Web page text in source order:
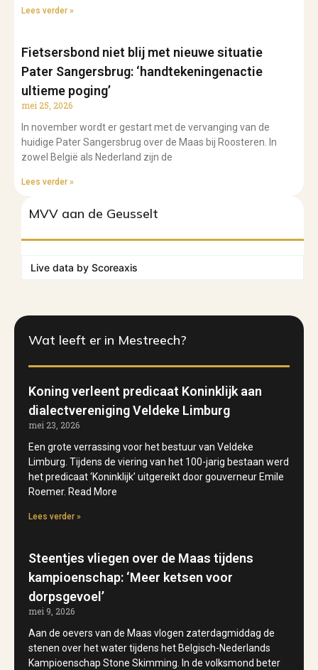
Lees verder »
Fietsersbond niet blij met nieuwe situatie
Pater Sangersbrug: ‘handtekeningenactie
ultieme poging’
mei 25, 2026
In november wordt er gestart met de vervanging van de
huidige Pater Sangersbrug over de Maas bij Roosteren. In
zowel België als Nederland zijn de
Lees verder »
MVV aan de Geusselt
Live data by Scoreaxis
Wat leeft er in Mestreech?
Koning verleent predicaat Koninklijk aan
dialectvereniging Veldeke Limburg
mei 23, 2026
Een grote verrassing voor het bestuur van Veldeke
Limburg. Tijdens de viering van het 100-jarig bestaan werd
het predicaat ‘Koninklijk’ uitgereikt door gouverneur Emile
Roemer. Read More
Lees verder »
Steentjes vliegen over de Maas tijdens
kampioenschap: ‘Meer ketsen voor
dorpsgevoel’
mei 9, 2026
Aan de oevers van de Maas vlogen zaterdagmiddag de
stenen over het water tijdens het Belgisch-Nederlands
Kampioenschap Stone Skimming. In de volksmond beter